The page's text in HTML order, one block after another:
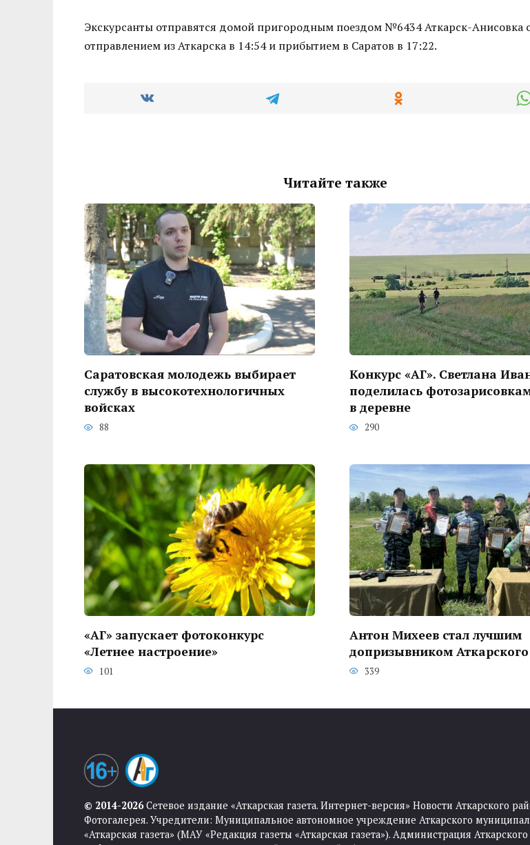
Экскурсанты отправятся домой пригородным поездом №6434 Аткарск-Анисовка с
отправлением из Аткарска в 14:54 и прибытием в Саратов в 17:22.
Читайте также
Саратовская молодежь выбирает
службу в высокотехнологичных
войсках
88
Конкурс «АГ». Светлана
поделилась
в деревне
290
«АГ» запускает фотоконкурс
«Летнее настроение»
101
Антон Михеев стал лучшим
допризывником
339
© 2014-2026Сетевое издание «Аткарская газета. Интернет-версия» Новости Аткарского
Фотогалерея. Учредители: Муниципальное автономное учреждение Аткарского
«Аткарская газета» (МАУ «Редакция газеты «Аткарская газета»). Администрация